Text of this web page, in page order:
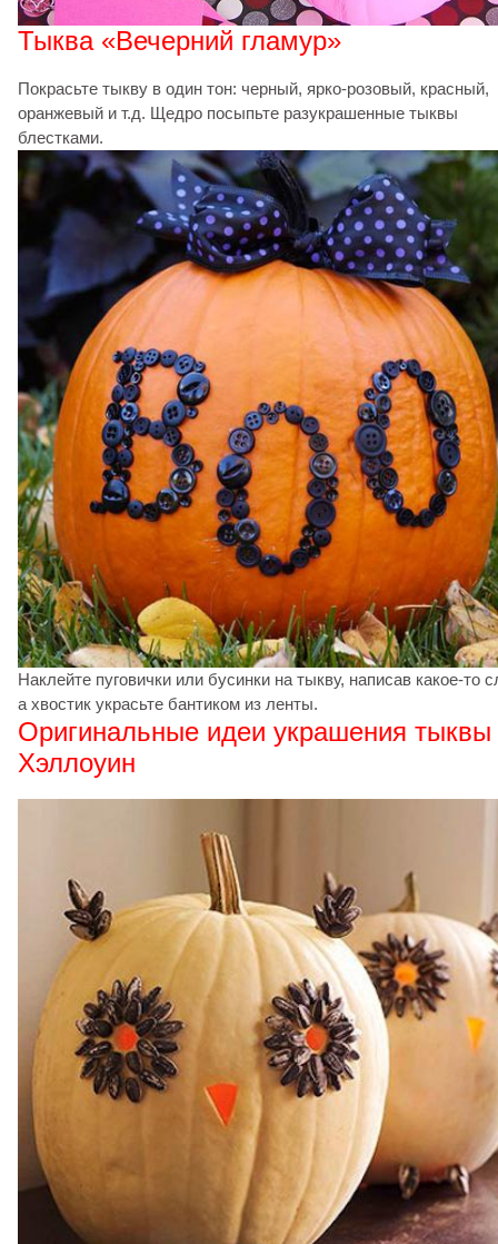
Тыква «Вечерний гламур»
Покрасьте тыкву в один тон: черный, ярко-розовый, красный,
оранжевый и т.д. Щедро посыпьте разукрашенные тыквы
блестками.
Наклейте пуговички или бусинки на тыкву, написав какое-то
а хвостик украсьте бантиком из ленты.
Оригинальные идеи украшения тыквы
Хэллоуин